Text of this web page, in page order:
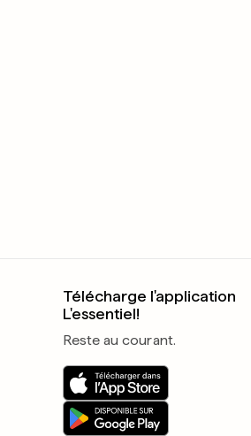
Télécharge l'application
L'essentiel!
Reste au courant.